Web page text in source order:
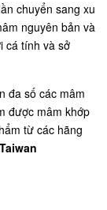
chuyển sang xu
nguyên bản và
cá tính và sở
đa số các mâm
được mâm khớp
từ các hãng